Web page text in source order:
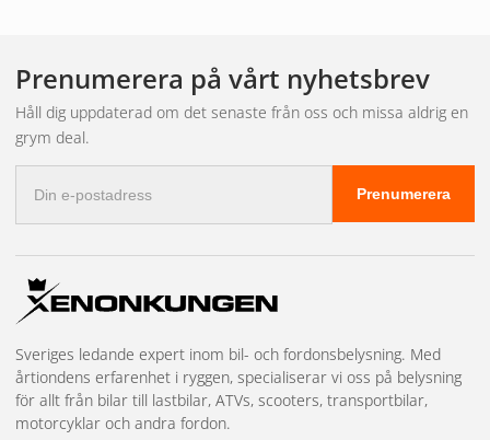
ytor dominerar.
Kombinationer av
funktioner
De flesta rektangulära bakljus i vårt sortiment har minst tre
funktioner: bakljus, bromsljus och blinkers. Många modeller
reflex och skyltljus. Ju fler funktioner i samma lampa, desto
enklare montering och färre kablar att dra.
Prenumerera på vårt nyhetsbrev
Håll dig uppdaterad om det senaste från oss och missa aldrig en
grym deal.
postadress
Prenumerera
Sveriges ledande expert inom bil- och fordonsbelysning. Med
årtiondens erfarenhet i ryggen, specialiserar vi oss på belysning
för allt från bilar till lastbilar, ATVs, scooters, transportbilar,
motorcyklar och andra fordon.